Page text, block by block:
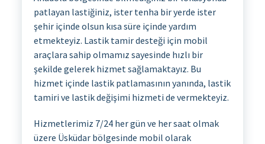
patlayan lastiğiniz, ister tenha bir yerde ister
şehir içinde olsun kısa süre içinde yardım
etmekteyiz. Lastik tamir desteği için mobil
araçlara sahip olmamız sayesinde hızlı bir
şekilde gelerek hizmet sağlamaktayız. Bu
hizmet içinde lastik patlamasının yanında, lastik
tamiri ve lastik değişimi hizmeti de vermekteyiz.
Hizmetlerimiz 7/24 her gün ve her saat olmak
üzere Üsküdar bölgesinde mobil olarak